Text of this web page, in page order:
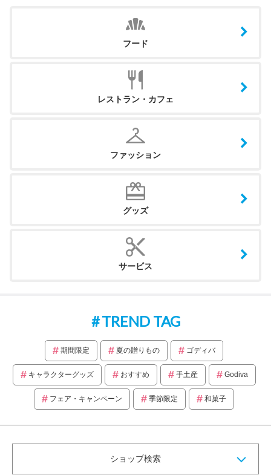
フード
レストラン・カフェ
ファッション
グッズ
サービス
TREND TAG
期間限定 夏の贈りもの ゴディバ
キャラクターグッズ おすすめ 手土産 Godiva
フェア・キャンペーン 季節限定 和菓子
ショップ検索